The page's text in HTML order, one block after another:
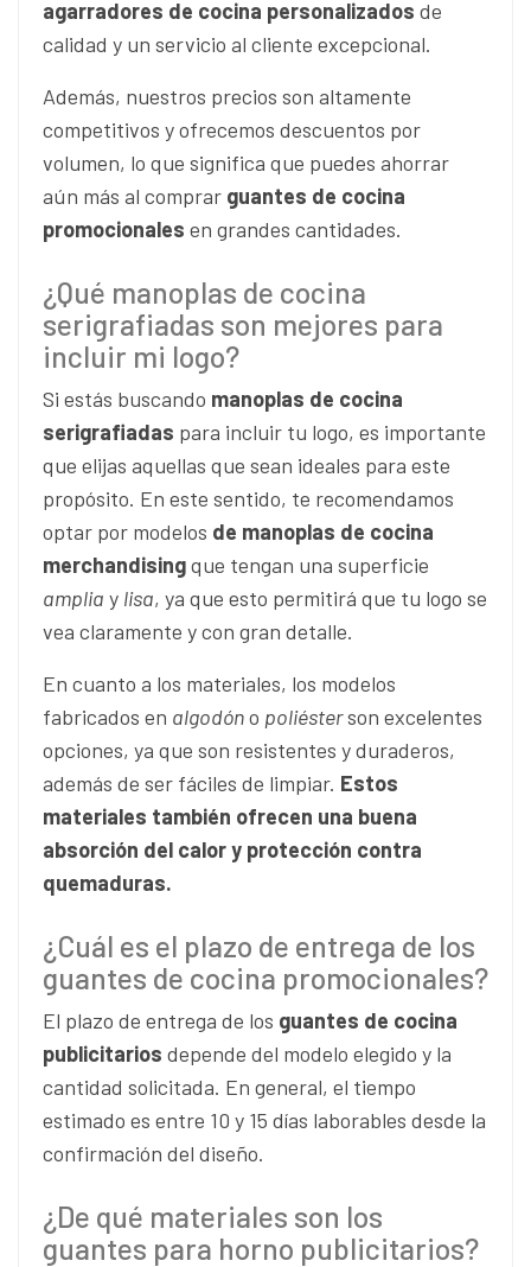
agarradores de cocina personalizados de
calidad y un servicio al cliente excepcional.
Además, nuestros precios son altamente
competitivos y ofrecemos descuentos por
volumen, lo que significa que puedes ahorrar
aún más al comprar guantes de cocina
promocionales en grandes cantidades.
¿Qué manoplas de cocina
serigrafiadas son mejores para
incluir mi logo?
Si estás buscando manoplas de cocina
serigrafiadas para incluir tu logo, es importante
que elijas aquellas que sean ideales para este
propósito. En este sentido, te recomendamos
optar por modelos de manoplas de cocina
merchandisingque tengan una superficie
amplia y lisa, ya que esto permitirá que tu logo se
vea claramente y con gran detalle.
En cuanto a los materiales, los modelos
fabricados en algodóno poliésterson excelentes
opciones, ya que son resistentes y duraderos,
además de ser fáciles de limpiar. Estos
materiales también ofrecen una buena
absorción del calor y protección contra
quemaduras.
¿Cuál es el plazo de entrega de los
guantes de cocina promocionales?
El plazo de entrega de los guantes de cocina
publicitarios depende del modelo elegido y la
cantidad solicitada. En general, el tiempo
estimado es entre 10 y 15 días laborables desde la
confirmación del diseño.
¿De qué materiales son los
guantes para horno publicitarios?